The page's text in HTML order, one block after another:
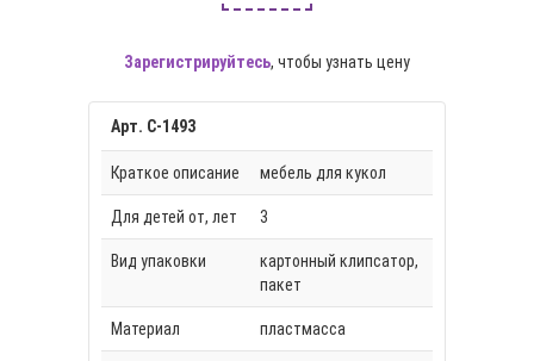
Зарегистрируйтесь, чтобы узнать цену
Арт. С-1493
Краткое описание мебель для кукол
Для детей от, лет 3
Вид упаковки
картонный клипсатор,
пакет
Материал пластмасса